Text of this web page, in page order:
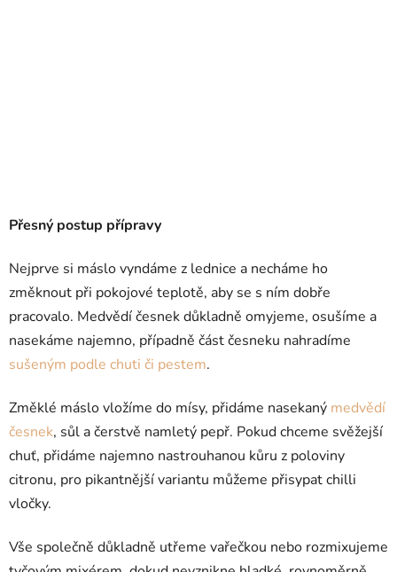
Přesný postup přípravy
Nejprve si máslo vyndáme z lednice a necháme ho
změknout při pokojové teplotě, aby se s ním dobře
pracovalo. Medvědí česnek důkladně omyjeme, osušíme a
nasekáme najemno, případně část česneku nahradíme
sušeným podle chuti či pestem.
Změklé máslo vložíme do mísy, přidáme nasekaný medvědí
česnek, sůl a čerstvě namletý pepř. Pokud chceme svěžejší
chuť, přidáme najemno nastrouhanou kůru z poloviny
citronu, pro pikantnější variantu můžeme přisypat chilli
vločky.
Vše společně důkladně utřeme vařečkou nebo rozmixujeme